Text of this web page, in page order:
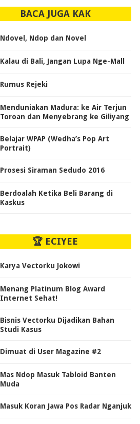
BACA JUGA KAK
Ndovel, Ndop dan Novel
Kalau di Bali, Jangan Lupa Nge-Mall
Rumus Rejeki
Menduniakan Madura: ke Air Terjun
Toroan dan Menyebrang ke Giliyang
Belajar WPAP (Wedha’s Pop Art
Portrait)
Prosesi Siraman Sedudo 2016
Berdoalah Ketika Beli Barang di
Kaskus
🏆 ECIYEE
Karya Vectorku Jokowi
Menang Platinum Blog Award
Internet Sehat!
Bisnis Vectorku Dijadikan Bahan
Studi Kasus
Dimuat di User Magazine #2
Mas Ndop Masuk Tabloid Banten
Muda
Masuk Koran Jawa Pos Radar Nganjuk